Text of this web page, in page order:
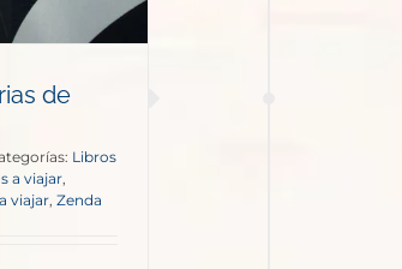
de
Libros
a viajar,
viajar, Zenda